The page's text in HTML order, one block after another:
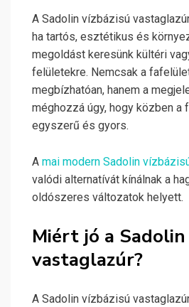
A Sadolin vízbázisú
ha tartós, esztétikus és
megoldást keresünk kültéri
felületekre. Nemcsak a
megbízhatóan, hanem a
méghozzá úgy, hogy közben a
egyszerű és gyors.
A mai modern Sadolin
valódi alternatívát kínálnak a
oldószeres változatok helyett.
Miért jó a Sadolin
vastaglazúr?
A Sadolin vízbázisú